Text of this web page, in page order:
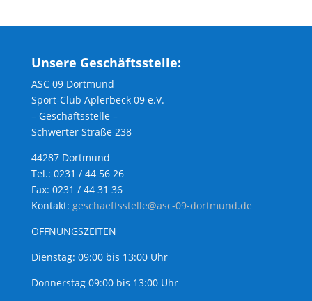
Unsere Geschäftsstelle:
ASC 09 Dortmund
Sport-Club Aplerbeck 09 e.V.
– Geschäftsstelle –
Schwerter Straße 238
44287 Dortmund
Tel.: 0231 / 44 56 26
Fax: 0231 / 44 31 36
Kontakt: geschaeftsstelle@asc-09-dortmund.de
ÖFFNUNGSZEITEN
Dienstag: 09:00 bis 13:00 Uhr
Donnerstag 09:00 bis 13:00 Uhr